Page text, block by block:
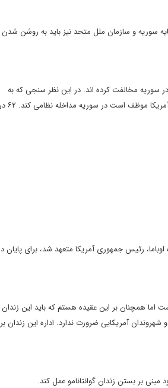
سوریه و سازمان ملل متحد نیز باید به روشن شدن
سوریه مخالفت کرده اند. در این نظر سنجی که به
سفارش "نیویورک تایمز" و شبکه
رئیس جمهوری آمریکا متعهد شد، برای پایان
اما همچنان بر این عقیده هستم که باید این زندان
آمریکایی ضرورت ندارد. اداره این زندان
مبنی بر بستن زندان گوانتانامو عمل کند.